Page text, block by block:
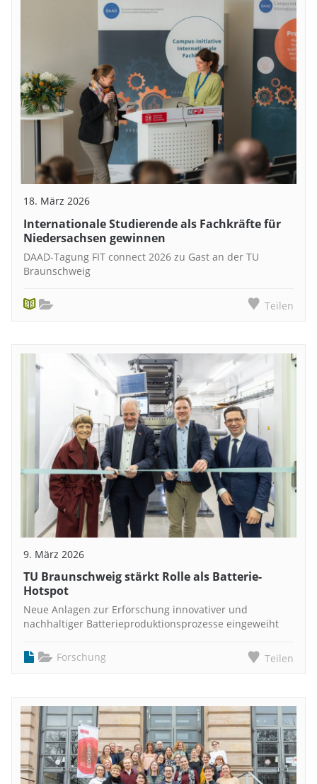
18. März 2026
Internationale Studierende als Fachkräfte für
Niedersachsen gewinnen
DAAD-Tagung FIT connect 2026 zu Gast an der TU
Braunschweig
Teilen
9. März 2026
TU Braunschweig stärkt Rolle als Batterie-
Hotspot
Neue Anlagen zur Erforschung innovativer und
nachhaltiger Batterieproduktionsprozesse eingeweiht
Forschung Teilen